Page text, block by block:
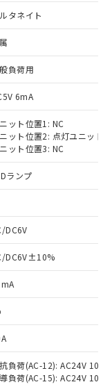
タネイト
負荷用
6mA
ット位置1: NC
ット位置2: 点灯ユニット
ット位置3: NC
ランプ
DC6V
DC6V±10%
負荷(AC-12): AC24V 10A/
負荷(AC-15): AC24V
意のうえ
事業取扱
準価格
もので
の中には、
物質）の
な商品で
）の非含
定のある
物質）の
を出す予
物質）の
確認中の
物で、有
。
品として
国RoHSの
。
国RoHSの